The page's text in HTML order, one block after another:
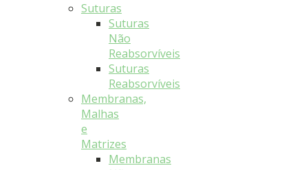
Suturas
Suturas
Não
Reabsorvíveis
Suturas
Reabsorvíveis
Membranas,
Malhas
e
Matrizes
Membranas